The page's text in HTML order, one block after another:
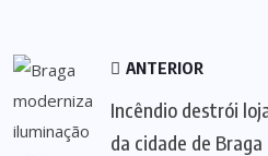
ANTERIOR
Incêndio destrói
da cidade de Braga